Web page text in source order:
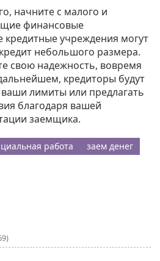
начните с малого и
финансовые
учреждения могут
небольшого размера.
свою надежность, вовремя
кредиторы будут
лимиты или предлагать
благодаря вашей
заемщика.
работа
заем денег